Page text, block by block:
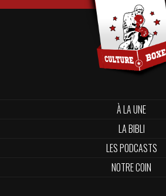
À LA UNE
LA BIBLI
LES PODCASTS
NOTRE COIN